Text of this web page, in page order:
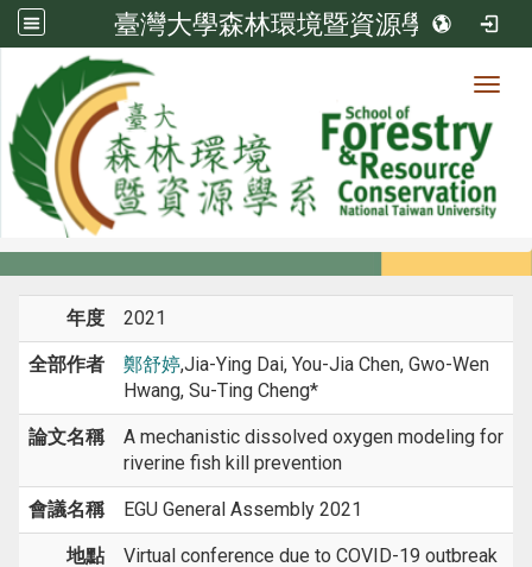
臺灣大學森林環境暨資源學系
系所成員
系所成員
年度 2021
全部作者 鄭舒婷,Jia-Ying Dai, You-Jia Chen, Gwo-Wen
Hwang, Su-Ting Cheng*
論文名稱
A mechanistic dissolved oxygen modeling for
riverine fish kill prevention
會議名稱 EGU General Assembly 2021
地點 Virtual conference due to COVID-19 outbreak